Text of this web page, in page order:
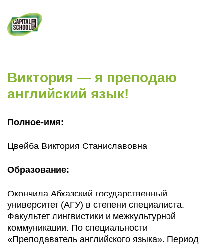
Главная
Виктория — я преподаю
английский язык!
Полное-имя:
Цвейба Виктория Станиславовна
Образование:
Окончила Абхазский государственный
университет (АГУ) в степени специалиста.
Факультет лингвистики и межкультурной
коммуникации. По специальности
«Преподаватель английского языка». Период